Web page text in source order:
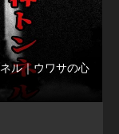
ル｜ウワサの心